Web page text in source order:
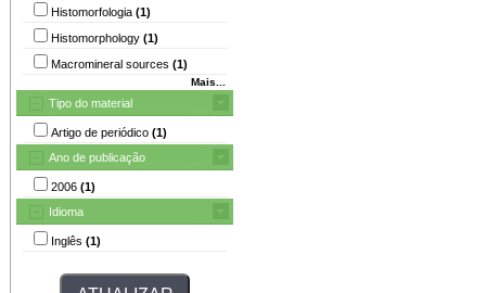
Histomorfologia (1)
Histomorphology (1)
Macromineral sources (1)
Mais...
Tipo do material
Artigo de periódico (1)
Ano de publicação
2006 (1)
Idioma
Inglês (1)